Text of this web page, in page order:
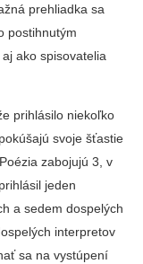
prehliadka sa
postihnutým
ako spisovatelia
prihlásilo niekoľko
svoje šťastie
zabojujú 3, v
jeden
a sedem dospelých
interpretov
sa na vystúpení